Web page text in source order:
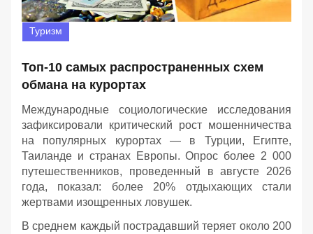
Туризм
Топ-10 самых распространенных схем
обмана на курортах
Международные социологические исследования
зафиксировали критический рост мошенничества
на популярных курортах — в Турции, Египте,
Таиланде и странах Европы. Опрос более 2 000
путешественников, проведенный в августе 2026
года, показал: более 20% отдыхающих стали
жертвами изощренных ловушек.
В среднем каждый пострадавший теряет около 200